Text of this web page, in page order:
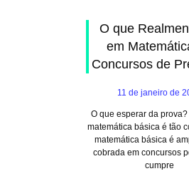
O que
em
Concursos de
11 de janeiro de
O que esperar da
matemática básica é tão
matemática básica é
cobrada em concursos
cumpre